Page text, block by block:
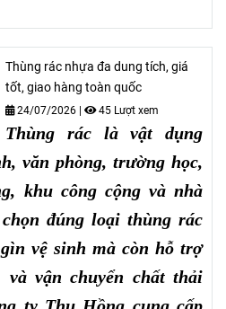
Thùng rác nhựa đa dung tích, giá
tốt, giao hàng toàn quốc
24/07/2026 | 45 Lượt xem
Thùng rác là vật dụng
văn phòng, trường học,
khu công cộng và nhà
đúng loại thùng rác
vệ sinh mà còn hỗ trợ
vận chuyển chất thải